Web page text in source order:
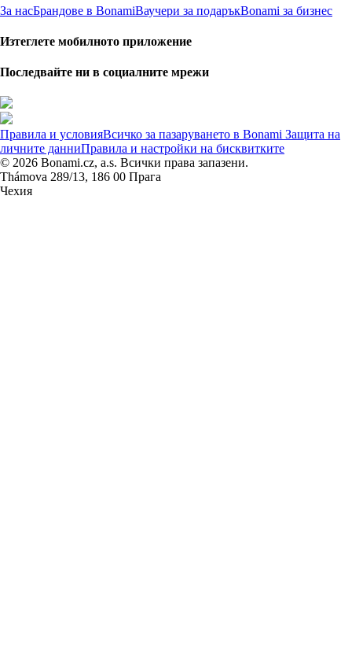
За насБрандове в BonamiВаучери за подаръкBonami за бизнес
Изтеглете мобилното приложение
Последвайте ни в социалните мрежи
Правила и условияВсичко за пазаруването в Bonami Защита на
личните данниПравила и настройки на бисквитките
© 2026 Bonami.cz, a.s. Всички права запазени.
Thámova 289/13, 186 00 Прага
Чехия